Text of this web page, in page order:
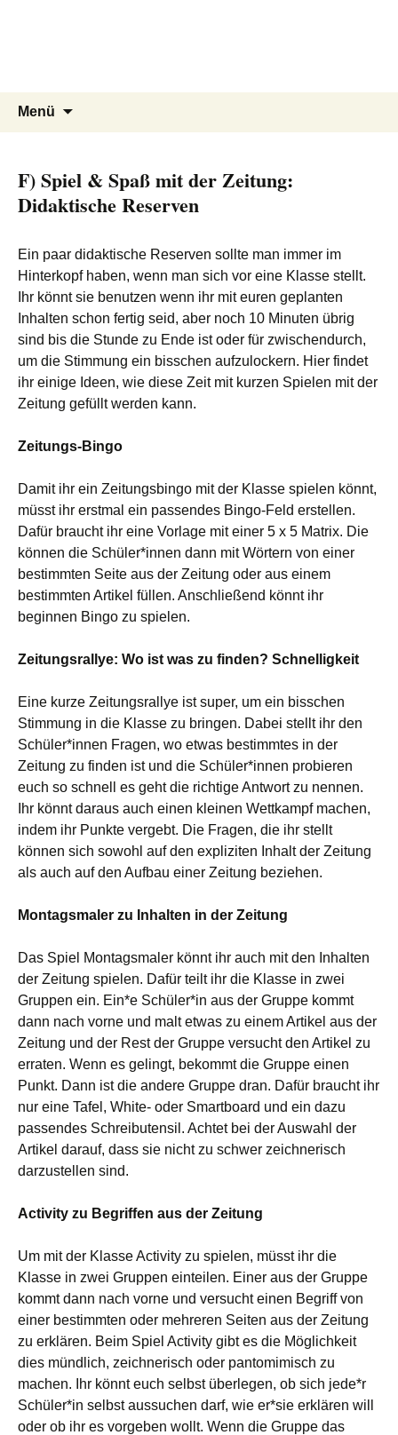
Menü
F) Spiel & Spaß mit der Zeitung:
Didaktische Reserven
Ein paar didaktische Reserven sollte man immer im
Hinterkopf haben, wenn man sich vor eine Klasse stellt.
Ihr könnt sie benutzen wenn ihr mit euren geplanten
Inhalten schon fertig seid, aber noch 10 Minuten übrig
sind bis die Stunde zu Ende ist oder für zwischendurch,
um die Stimmung ein bisschen aufzulockern. Hier findet
ihr einige Ideen, wie diese Zeit mit kurzen Spielen mit der
Zeitung gefüllt werden kann.
Zeitungs-Bingo
Damit ihr ein Zeitungsbingo mit der Klasse spielen könnt,
müsst ihr erstmal ein passendes Bingo-Feld erstellen.
Dafür braucht ihr eine Vorlage mit einer 5 x 5 Matrix. Die
können die Schüler*innen dann mit Wörtern von einer
bestimmten Seite aus der Zeitung oder aus einem
bestimmten Artikel füllen. Anschließend könnt ihr
beginnen Bingo zu spielen.
Zeitungsrallye: Wo ist was zu finden? Schnelligkeit
Eine kurze Zeitungsrallye ist super, um ein bisschen
Stimmung in die Klasse zu bringen. Dabei stellt ihr den
Schüler*innen Fragen, wo etwas bestimmtes in der
Zeitung zu finden ist und die Schüler*innen probieren
euch so schnell es geht die richtige Antwort zu nennen.
Ihr könnt daraus auch einen kleinen Wettkampf machen,
indem ihr Punkte vergebt. Die Fragen, die ihr stellt
können sich sowohl auf den expliziten Inhalt der Zeitung
als auch auf den Aufbau einer Zeitung beziehen.
Montagsmaler zu Inhalten in der Zeitung
Das Spiel Montagsmaler könnt ihr auch mit den Inhalten
der Zeitung spielen. Dafür teilt ihr die Klasse in zwei
Gruppen ein. Ein*e Schüler*in aus der Gruppe kommt
dann nach vorne und malt etwas zu einem Artikel aus der
Zeitung und der Rest der Gruppe versucht den Artikel zu
erraten. Wenn es gelingt, bekommt die Gruppe einen
Punkt. Dann ist die andere Gruppe dran. Dafür braucht ihr
nur eine Tafel, White- oder Smartboard und ein dazu
passendes Schreibutensil. Achtet bei der Auswahl der
Artikel darauf, dass sie nicht zu schwer zeichnerisch
darzustellen sind.
Activity zu Begriffen aus der Zeitung
Um mit der Klasse Activity zu spielen, müsst ihr die
Klasse in zwei Gruppen einteilen. Einer aus der Gruppe
kommt dann nach vorne und versucht einen Begriff von
einer bestimmten oder mehreren Seiten aus der Zeitung
zu erklären. Beim Spiel Activity gibt es die Möglichkeit
dies mündlich, zeichnerisch oder pantomimisch zu
machen. Ihr könnt euch selbst überlegen, ob sich jede*r
Schüler*in selbst aussuchen darf, wie er*sie erklären will
oder ob ihr es vorgeben wollt. Wenn die Gruppe das